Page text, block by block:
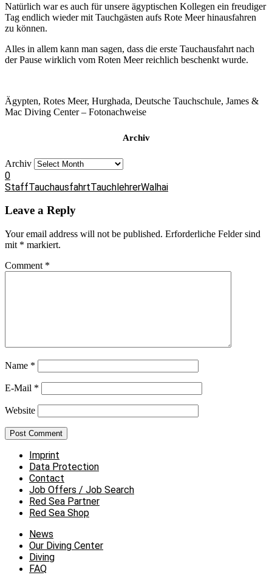
Natürlich war es auch für unsere ägyptischen Kollegen ein freudiger
Tag endlich wieder mit Tauchgästen aufs Rote Meer hinausfahren
zu können.
Alles in allem kann man sagen, dass die erste Tauchausfahrt nach
der Pause wirklich vom Roten Meer reichlich beschenkt wurde.
Ägypten, Rotes Meer, Hurghada, Deutsche Tauchschule, James &
Mac Diving Center – Fotonachweise
Archiv
Archiv
0
StaffTauchausfahrtTauchlehrerWalhai
Leave a Reply
Your email address will not be published. Erforderliche Felder sind
mit * markiert.
Comment *
Name *
E-Mail *
Website
Imprint
Data Protection
Contact
Job Offers / Job Search
Red Sea Partner
Red Sea Shop
News
Our Diving Center
Diving
FAQ